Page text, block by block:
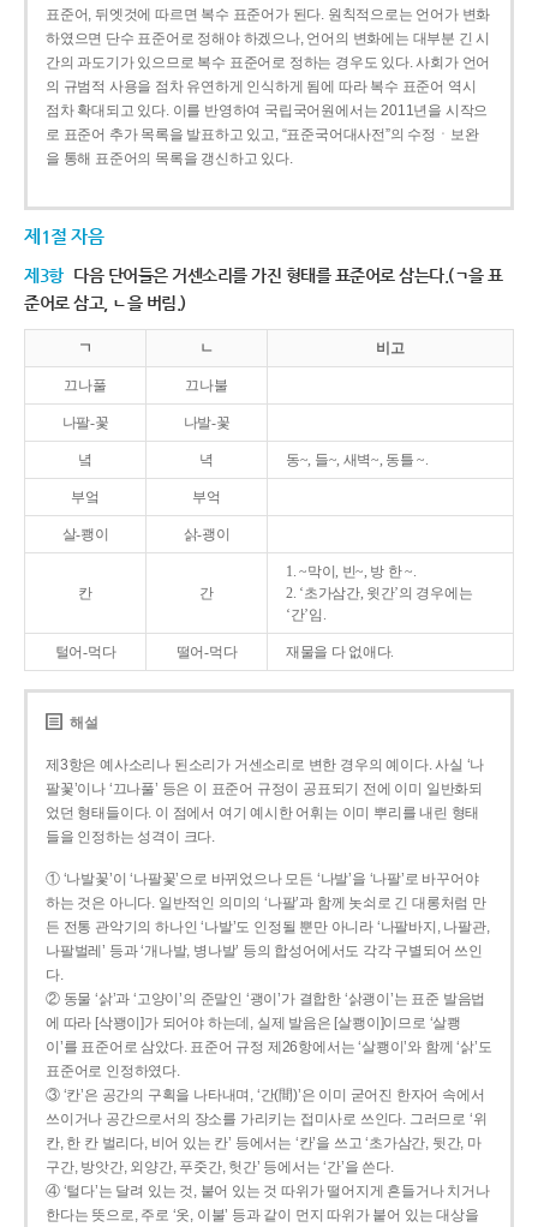
표준어, 뒤엣것에 따르면 복수 표준어가 된다. 원칙적으로는 언어가 변화
하였으면 단수 표준어로 정해야 하겠으나, 언어의 변화에는 대부분 긴 시
간의 과도기가 있으므로 복수 표준어로 정하는 경우도 있다. 사회가 언어
의 규범적 사용을 점차 유연하게 인식하게 됨에 따라 복수 표준어 역시
점차 확대되고 있다. 이를 반영하여 국립국어원에서는 2011년을 시작으
로 표준어 추가 목록을 발표하고 있고, “표준국어대사전”의 수정ㆍ보완
을 통해 표준어의 목록을 갱신하고 있다.
제1절 자음
제3항 다음 단어들은 거센소리를 가진 형태를 표준어로 삼는다.(ㄱ을 표
준어로 삼고, ㄴ을 버림.)
ㄱ ㄴ 비고
끄나풀 끄나불
나팔-꽃 나발-꽃
녘 녁 동~, 들~, 새벽~, 동틀 ~.
부엌 부억
살-쾡이 삵-괭이
칸 간
1. ~막이, 빈~, 방 한 ~.
2. ‘초가삼간, 윗간’의 경우에는
‘간’임.
털어-먹다 떨어-먹다 재물을 다 없애다.
해설
제3항은 예사소리나 된소리가 거센소리로 변한 경우의 예이다. 사실 ‘나
팔꽃’이나 ‘끄나풀’ 등은 이 표준어 규정이 공표되기 전에 이미 일반화되
었던 형태들이다. 이 점에서 여기 예시한 어휘는 이미 뿌리를 내린 형태
들을 인정하는 성격이 크다.
① ‘나발꽃’이 ‘나팔꽃’으로 바뀌었으나 모든 ‘나발’을 ‘나팔’로 바꾸어야
하는 것은 아니다. 일반적인 의미의 ‘나팔’과 함께 놋쇠로 긴 대롱처럼 만
든 전통 관악기의 하나인 ‘나발’도 인정될 뿐만 아니라 ‘나팔바지, 나팔관,
나팔벌레’ 등과 ‘개나발, 병나발’ 등의 합성어에서도 각각 구별되어 쓰인
다.
② 동물 ‘삵’과 ‘고양이’의 준말인 ‘괭이’가 결합한 ‘삵괭이’는 표준 발음법
에 따라 [삭꽹이]가 되어야 하는데, 실제 발음은 [살쾡이]이므로 ‘살쾡
이’를 표준어로 삼았다. 표준어 규정 제26항에서는 ‘살쾡이’와 함께 ‘삵’도
표준어로 인정하였다.
③ ‘칸’은 공간의 구획을 나타내며, ‘간(間)’은 이미 굳어진 한자어 속에서
쓰이거나 공간으로서의 장소를 가리키는 접미사로 쓰인다. 그러므로 ‘위
칸, 한 칸 벌리다, 비어 있는 칸’ 등에서는 ‘칸’을 쓰고 ‘초가삼간, 뒷간, 마
구간, 방앗간, 외양간, 푸줏간, 헛간’ 등에서는 ‘간’을 쓴다.
④ ‘털다’는 달려 있는 것, 붙어 있는 것 따위가 떨어지게 흔들거나 치거나
한다는 뜻으로, 주로 ‘옷, 이불’ 등과 같이 먼지 따위가 붙어 있는 대상을